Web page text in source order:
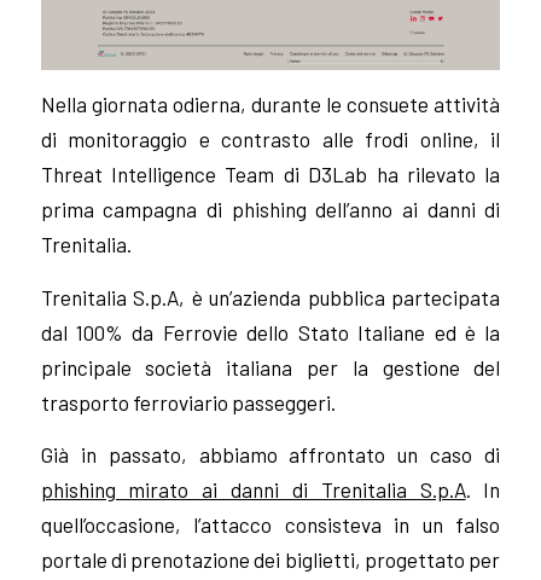
Nella giornata odierna, durante le consuete attività
di monitoraggio e contrasto alle frodi online, il
Threat Intelligence Team di D3Lab ha rilevato la
prima campagna di phishing dell’anno ai danni di
Trenitalia.
Trenitalia S.p.A, è un’azienda pubblica partecipata
dal 100% da Ferrovie dello Stato Italiane ed è la
principale società italiana per la gestione del
trasporto ferroviario passeggeri.
Già in passato, abbiamo affrontato un caso di
phishing mirato ai danni di Trenitalia S.p.A. In
quell’occasione, l’attacco consisteva in un falso
portale di prenotazione dei biglietti, progettato per